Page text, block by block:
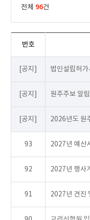
전체 96건
번호
[공지] 법인설립허
[공지] 원주주보 알
[공지] 2026년도 원
93 2027년 예산
92 2027년 행사
91 2027년 견진